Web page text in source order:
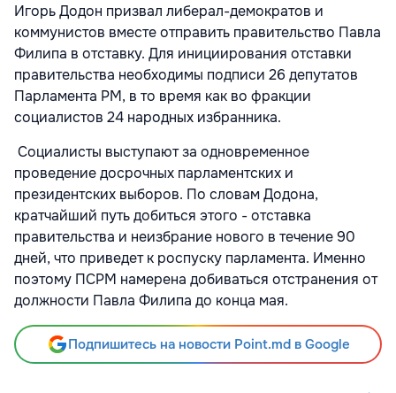
Игорь Додон призвал либерал-демократов и
коммунистов вместе отправить правительство Павла
Филипа в отставку. Для инициирования отставки
правительства необходимы подписи 26 депутатов
Парламента РМ, в то время как во фракции
социалистов 24 народных избранника.
Социалисты выступают за одновременное
проведение досрочных парламентских и
президентских выборов. По словам Додона,
кратчайший путь добиться этого - отставка
правительства и неизбрание нового в течение 90
дней, что приведет к роспуску парламента. Именно
поэтому ПСРМ намерена добиваться отстранения от
должности Павла Филипа до конца мая.
Подпишитесь на новости Point.md в Google